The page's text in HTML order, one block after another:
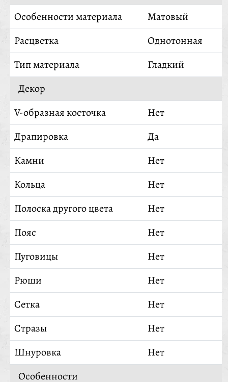
Особенности материала
Матовый
Расцветка
Однотонная
Тип материала
Гладкий
Декор
V-образная косточка
Нет
Драпировка
Да
Камни
Нет
Кольца
Нет
Полоска другого цвета
Нет
Пояс
Нет
Пуговицы
Нет
Рюши
Нет
Сетка
Нет
Стразы
Нет
Шнуровка
Нет
Особенности